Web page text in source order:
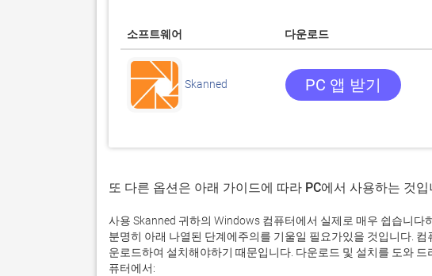
소프트웨어 다운로드
Skanned PC 앱 받기
또 다른 옵션은 아래 가이드에 따라 PC에서 사용하는 것입
사용 Skanned 귀하의 Windows 컴퓨터에서 실제로 매우 쉽습니다
분명히 아래 나열된 단계에주의를 기울일 필요가있을 것입니다.
운로드하여 설치해야하기 때문입니다. 다운로드 및 설치를 도와
퓨터에서: